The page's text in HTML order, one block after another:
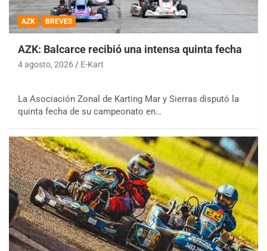
AZK BREVES
AZK: Balcarce recibió una intensa quinta fecha
4 agosto, 2026 E-Kart
La Asociación Zonal de Karting Mar y Sierras disputó la
quinta fecha de su campeonato en…